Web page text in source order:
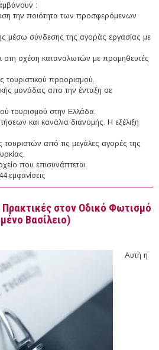
:
την ποιότητα των προσφερόμενων
μέσω σύνδεσης της αγοράς εργασίας με
σχέση καταναλωτών με προμηθευτές
τουριστικού προορισμού.
μονάδας απο την ένταξη σε
τουρισμού στην Ελλάδα.
και κανάλια διανομής. Η εξέλιξη
από τις μεγάλες αγορές της
που επισυνάπτεται.
2012 - Συνέδριο με θέμα «Σύγχρονες τάσεις
της τουριστικής βιομηχανίας»
εμφανίσεις
Πρακτικές στον Οδικό Φωτισμό
Βασίλειο)
Αυτή η